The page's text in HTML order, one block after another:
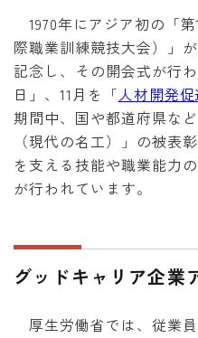
1970年にアジア初の「
際職業訓練競技大会）」
記念し、その開会式が行
日」、11月を「人材開発
期間中、国や都道府県な
（現代の名工）」の被表
を支える技能や職業能力
が行われています。
グッドキャリア企業
厚生労働省では、従業